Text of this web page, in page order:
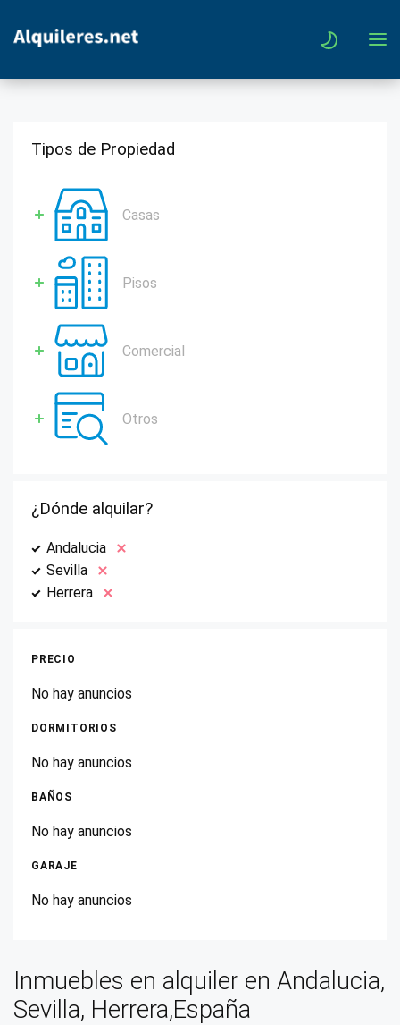
Tipos de Propiedad
Casas
Pisos
Comercial
Otros
¿Dónde alquilar?
Andalucia
Sevilla
Herrera
PRECIO
No hay anuncios
DORMITORIOS
No hay anuncios
BAÑOS
No hay anuncios
GARAJE
No hay anuncios
Inmuebles en alquiler en Andalucia,
Sevilla, Herrera,España